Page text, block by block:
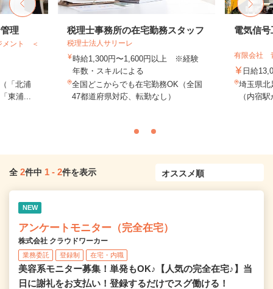
理
メント ＜
「北浦
東浦...
税理士事務所の在宅勤務スタッフ
税理士法人サリーレ
時給1,300円〜1,600円以上 ※経験
年数・スキルによる
全国どこからでも在宅勤務OK（全国
47都道府県対応、転勤なし）
電気信
有限会社
日給
埼玉県北
（内宿
全 2件中 1 - 2件を表示
NEW
アンケートモニター（完全在宅）
株式会社 クラウドワーカー
業務委託 登録制 在宅・内職
美容系モニター募集！単発もOK♪【人気の完全在宅♪】当
日に謝礼をお支払い！登録するだけでスグ働ける！